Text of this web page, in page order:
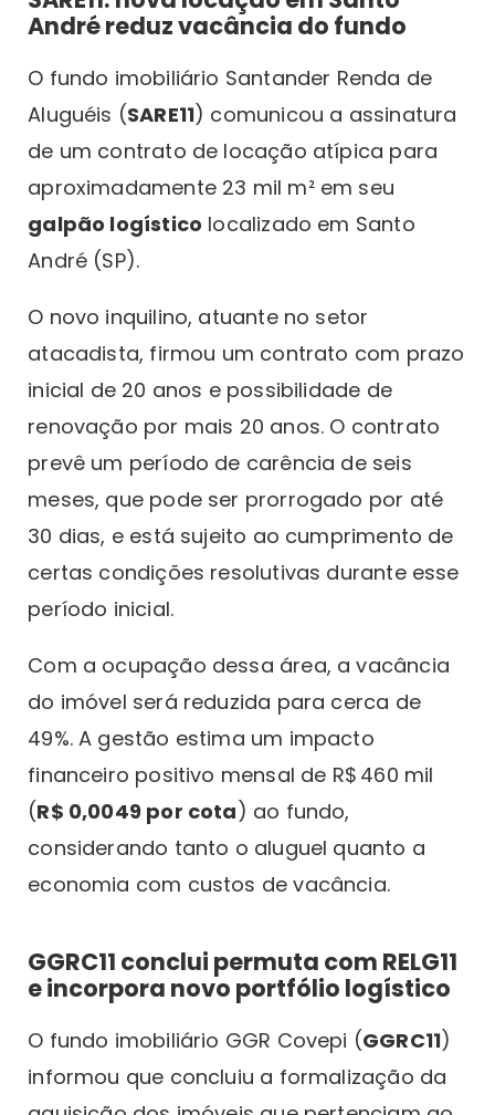
André reduz vacância do fundo
O fundo imobiliário Santander Renda de
Aluguéis (SARE11) comunicou a assinatura
de um contrato de locação atípica para
aproximadamente 23 mil m² em seu
galpão logístico localizado em Santo
André (SP).
O novo inquilino, atuante no setor
atacadista, firmou um contrato com prazo
inicial de 20 anos e possibilidade de
renovação por mais 20 anos. O contrato
prevê um período de carência de seis
meses, que pode ser prorrogado por até
30 dias, e está sujeito ao cumprimento de
certas condições resolutivas durante esse
período inicial.
Com a ocupação dessa área, a vacância
do imóvel será reduzida para cerca de
49%. A gestão estima um impacto
financeiro positivo mensal de R$ 460 mil
(R$ 0,0049 por cota) ao fundo,
considerando tanto o aluguel quanto a
economia com custos de vacância.
GGRC11 conclui permuta com RELG11
e incorpora novo portfólio logístico
O fundo imobiliário GGR Covepi (GGRC11)
informou que concluiu a formalização da